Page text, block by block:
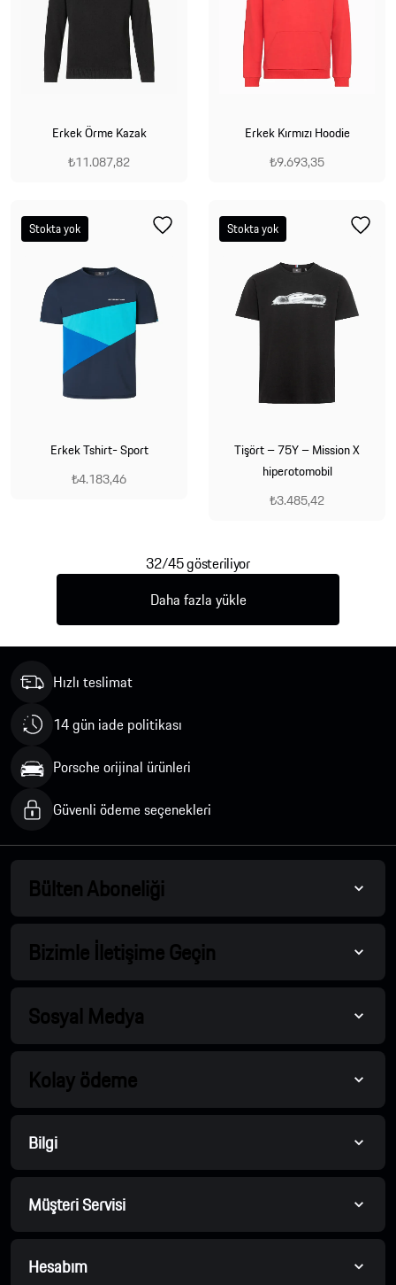
Erkek Örme Kazak
₺11.087,82
Erkek Kırmızı Hoodie
₺9.693,35
Stokta yok
Erkek Tshirt- Sport
₺4.183,46
Stokta yok
Tişört – 75Y – Mission X
hiperotomobil
₺3.485,42
32/45 gösteriliyor
Daha fazla yükle
Hızlı teslimat
14 gün iade politikası
Porsche orijinal ürünleri
Güvenli ödeme seçenekleri
Bülten Aboneliği
Bizimle İletişime Geçin
Sosyal Medya
Kolay ödeme
Bilgi
Müşteri Servisi
Hesabım